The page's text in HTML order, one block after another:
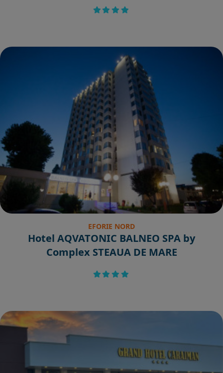
EFORIE NORD
Hotel AQVATONIC BALNEO SPA by
Complex STEAUA DE MARE